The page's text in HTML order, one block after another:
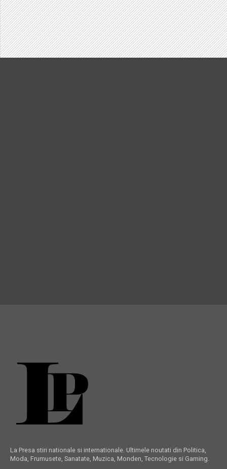
La Presa stiri nationale si internationale. Ultimele noutati din Politica,
Moda, Frumusete, Sanatate, Muzica, Monden, Tecnologie si Gaming.